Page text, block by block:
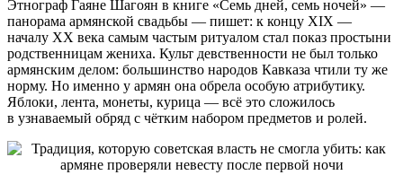
Этнограф Гаяне Шагоян в книге «Семь дней, семь ночей» —
панорама армянской свадьбы — пишет: к концу XIX —
началу XX века самым частым ритуалом стал показ простыни
родственницам жениха. Культ девственности не был только
армянским делом: большинство народов Кавказа чтили ту же
норму. Но именно у армян она обрела особую атрибутику.
Яблоки, лента, монеты, курица — всё это сложилось
в узнаваемый обряд с чётким набором предметов и ролей.